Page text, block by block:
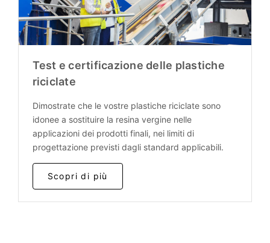
Test e certificazione delle plastiche
riciclate
Dimostrate che le vostre plastiche riciclate sono
idonee a sostituire la resina vergine nelle
applicazioni dei prodotti finali, nei limiti di
progettazione previsti dagli standard applicabili.
Scopri di più